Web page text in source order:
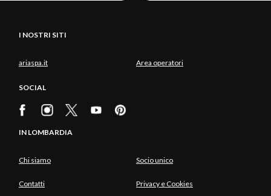
I NOSTRI SITI
ariaspa.it Area operatori
SOCIAL
IN LOMBARDIA
Chi siamo Socio unico
Contatti Privacy e Cookies